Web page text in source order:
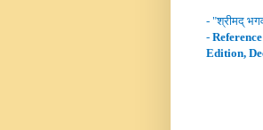
- "श्रीमद्
- Reference
Edition,